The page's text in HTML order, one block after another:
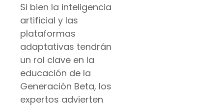
Si bien la inteligencia
artificial y las
plataformas
adaptativas tendrán
un rol clave en la
educación de la
Generación Beta, los
expertos advierten